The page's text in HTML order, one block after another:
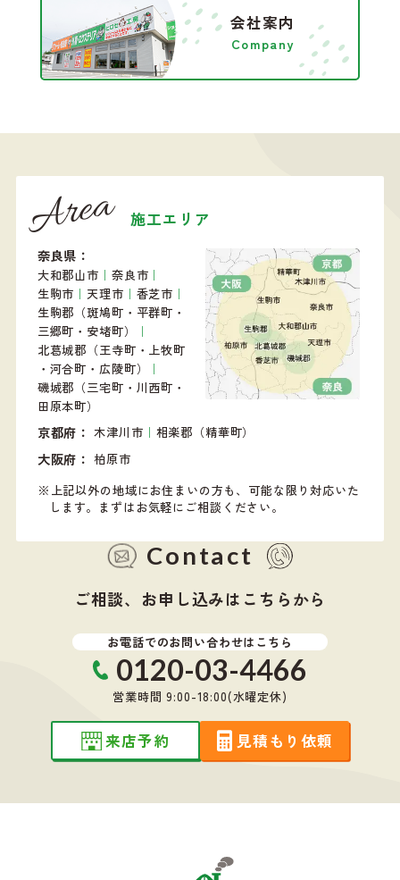
会社案内
Company
Area 施工エリア
奈良県
大和郡山市 ｜ 奈良市 ｜
生駒市 ｜ 天理市 ｜ 香芝市 ｜
生駒郡（斑鳩町・平群町・
三郷町・安堵町）
｜
北葛城郡（王寺町・上牧町
・河合町・広陵町）
｜
磯城郡（三宅町・川西町・
田原本町）
京都府 木津川市 ｜ 相楽郡（精華町）
大阪府
柏原市
上記以外の地域にお住まいの方も、可能な限り対応いた
します。 まずはお気軽にご相談ください。
Contact
ご相談、お申し込みはこちらから
お電話でのお問い合わせはこちら
0120-03-4466
営業時間 9:00-18:00(水曜定休)
来店予約 見積もり依頼